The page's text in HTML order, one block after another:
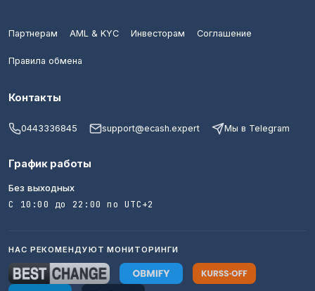
Партнерам AML & KYC Инвесторам Соглашение
Правила обмена
Контакты
0443336845 support@ecash.expert Мы в Telegram
График работы
Без выходных
С 10:00 до 22:00 по UTC+2
НАС РЕКОМЕНДУЮТ МОНИТОРИНГИ